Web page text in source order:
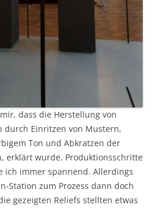
dass die Herstellung von
durch Einritzen von Mustern,
Ton und Abkratzen der
erklärt wurde. Produktionsschritte
ich immer spannend. Allerdings
Station zum Prozess dann doch
gezeigten Reliefs stellten etwas